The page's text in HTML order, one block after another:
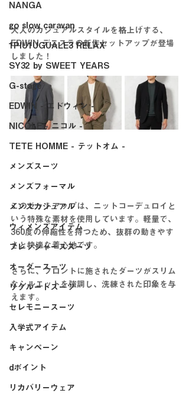
NANGA
go slow caravan
1PIU1UGUALE3 RELAX
SY32 by SWEET YEARS
G-stage
EDWIN - エドウィン -
NICOLE - ニコル -
TETE HOMME - テットオム -
メンズスーツ
メンズフォーマル
メンズカジュアル
ウィメンズアイテム
フレッシャーズスーツ
オーダースーツ
リクルートスーツ
セレモニースーツ
入学式アイテム
キャンペーン
dポイント
リカバリーウェア
大人のカジュアルスタイルを格上げする、
EDWIN デニスラの新作セットアップが登場
しました！
このセットアップは、ニットコーデュロイと
いう特殊な素材を使用しています。軽量で、
360度の伸縮性を持つため、抜群の動きやす
さと快適な着心地です。
さらに、フロントに施されたダーツがスリム
なシルエットを強調し、洗練された印象を与
えます。